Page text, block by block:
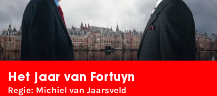
Het jaar van Fortuyn
Regie: Michiel van Jaarsveld